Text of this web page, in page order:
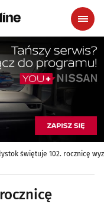
świętuje 102. rocznicę